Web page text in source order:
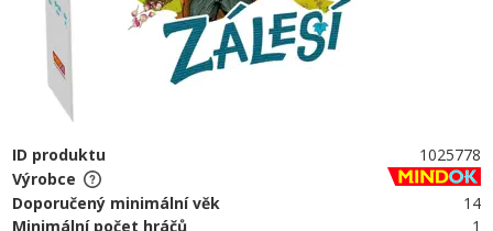
ID produktu
1025778
Výrobce
Doporučený minimální věk
14
Minimální počet hráčů
1